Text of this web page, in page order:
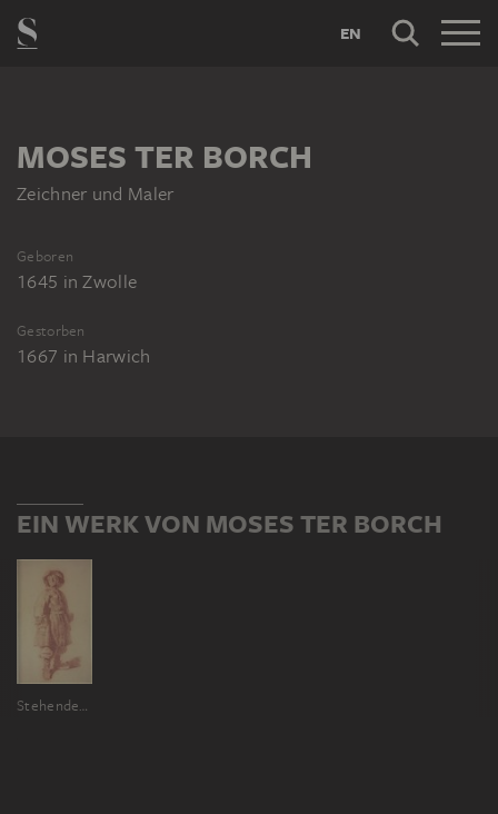
EN
MOSES TER BORCH
Zeichner und Maler
Geboren
1645 inZwolle
Gestorben
1667 in Harwich
EIN WERK VON MOSES TER BORCH
Stehender Jüngling in Marineuniform